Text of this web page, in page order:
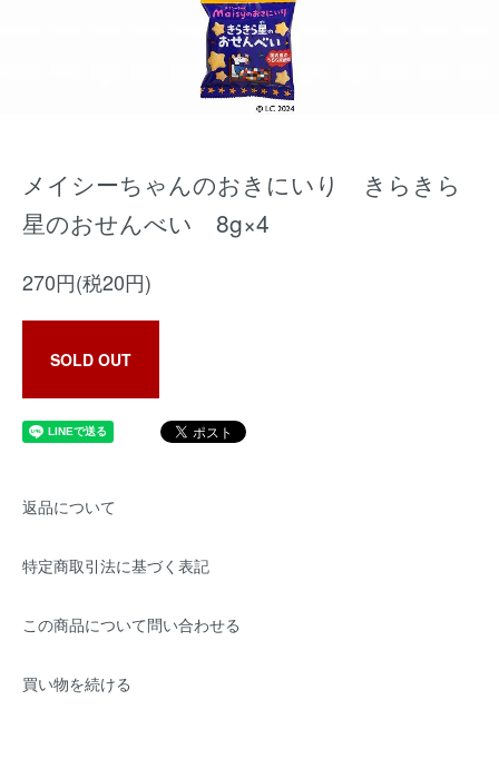
メイシーちゃんのおきにいり きらきら
星のおせんべい 8g×4
270円(税20円)
SOLD OUT
返品について
特定商取引法に基づく表記
この商品について問い合わせる
買い物を続ける